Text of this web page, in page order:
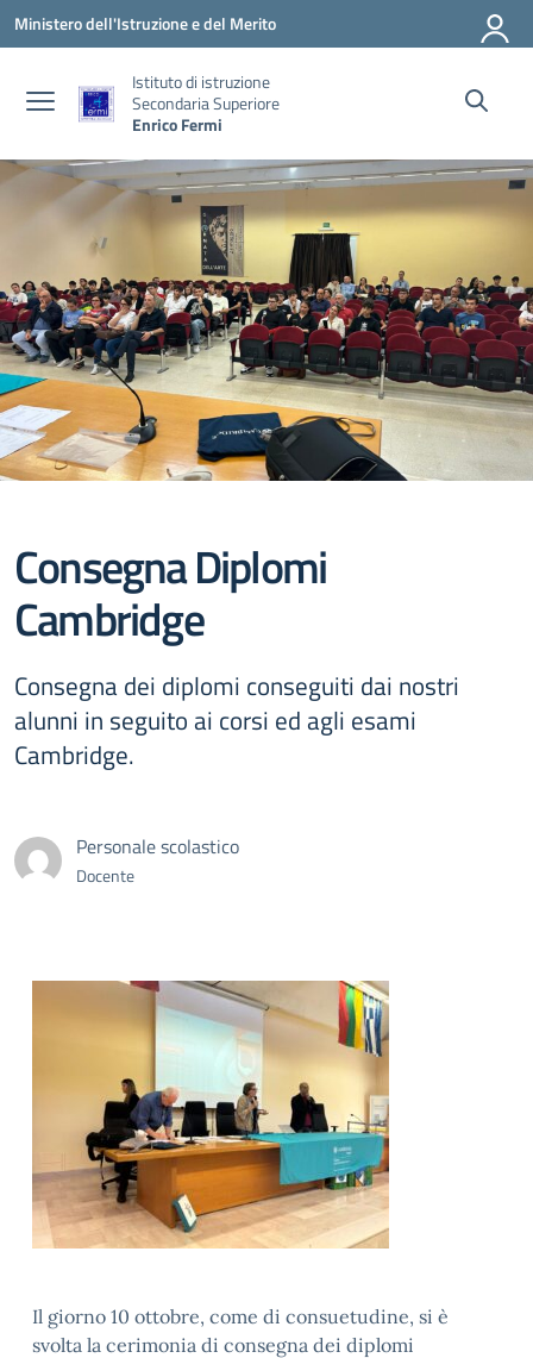
Vai ai contenuti
Vai al menu di navigazione
Vai al footer
Ministero dell'Istruzione e del Merito
Istituto di istruzione
Secondaria Superiore
Enrico Fermi
Consegna Diplomi
Cambridge
Consegna dei diplomi conseguiti dai nostri
alunni in seguito ai corsi ed agli esami
Cambridge.
Personale scolastico
Docente
Il giorno 10 ottobre, come di consuetudine, si è
svolta la cerimonia di consegna dei diplomi